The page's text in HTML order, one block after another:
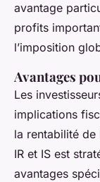
avantage
profits
l’imposition
Avantages
Les
implications
la rentabilité de
IR et IS est
avantages